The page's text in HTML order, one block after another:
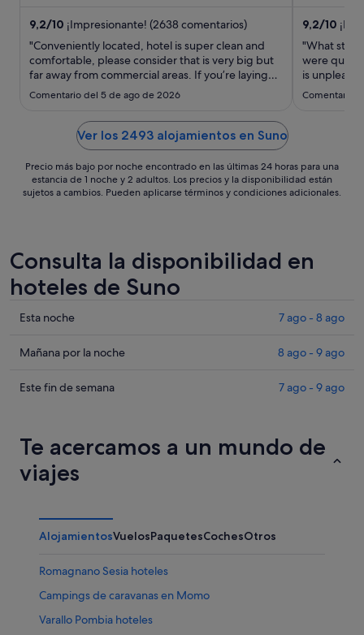
del
31
ago
al
9,2/10 ¡Impresionante! (2638 comentarios)
"Conveniently located, hotel is super clean and
comfortable, please consider that is very big but
far away from commercial areas. If you’re laying
over or connecting overnight flights, this hotel is
perfect. Restaurant is a little over priced and quite
Comentario del 5 de ago de 2026
9,2/10
"What
were quite
is
awful; I
Comentario
Ver los 2493 alojamientos en Suno
Precio más bajo por noche encontrado en las últimas 24 horas para una
estancia de 1 noche y 2 adultos. Los precios y la disponibilidad están
sujetos a cambios. Pueden aplicarse términos y condiciones adicionales.
Consulta la disponibilidad en
hoteles de Suno
Comprueba
precios
Suno
noche,
7
ago
ago
Esta noche 7 ago - 8 ago
Comprueba
precios
para
mañana
por
ago
ago
Mañana por la noche 8 ago - 9 ago
Comprueba
en
Suno
para
semana,
ago
ago
Este fin de semana 7 ago - 9 ago
Te acercamos a un mundo de
viajes
AlojamientosVuelosPaquetesCochesOtros
Romagnano Sesia hoteles
Campings de caravanas en Momo
Varallo Pombia hoteles